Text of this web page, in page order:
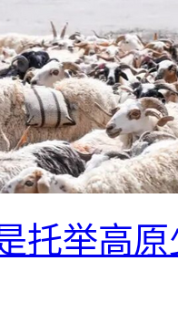
托举高